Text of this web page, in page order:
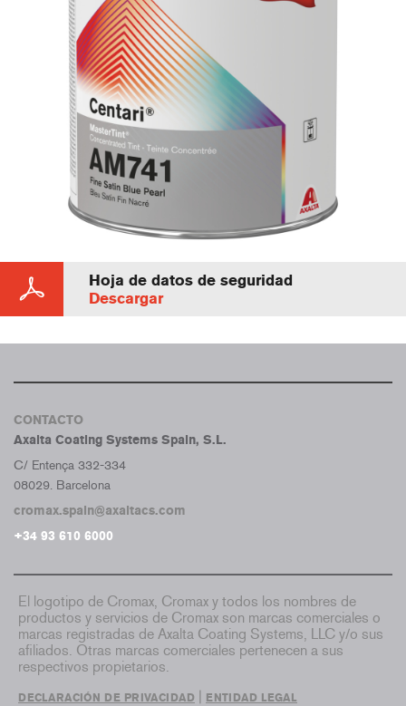
Hoja de datos de seguridad
Descargar
CONTACTO
Axalta Coating Systems Spain, S.L.
C/ Entença 332-334
08029. Barcelona
cromax.spain@axaltacs.com
+34 93 610 6000
El logotipo de Cromax, Cromax y todos los nombres de
productos y servicios de Cromax son marcas comerciales o
marcas registradas de Axalta Coating Systems, LLC y/o sus
afiliados. Otras marcas comerciales pertenecen a sus
respectivos propietarios.
DECLARACIÓN DE PRIVACIDAD ENTIDAD LEGAL